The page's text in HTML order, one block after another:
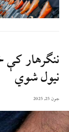
نیول شوي
جون 25, 2025